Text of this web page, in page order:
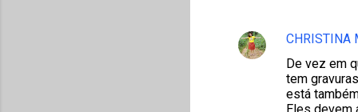
CHRISTINA
De vez em
tem
está
Eles devem